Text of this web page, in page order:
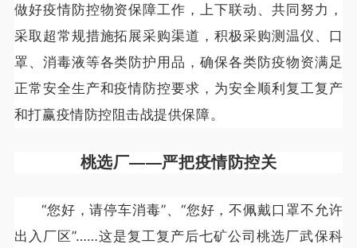
做好疫情防控物资保障工作，上下联动、共同努力，
采取超常规措施拓展采购渠道，积极采购测温仪、口
罩、消毒液等各类防护用品，确保各类防疫物资满足
正常安全生产和疫情防控要求，为安全顺利复工复产
和打赢疫情防控阻击战提供保障。
桃选厂——严把疫情防控关
“您好，请停车消毒”、“您好，不佩戴口罩不允许
出入厂区”……这是复工复产后七矿公司桃选厂武保科